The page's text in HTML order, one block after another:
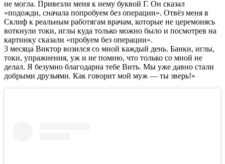
не могла. Привезли меня к нему буквой Г. Он сказал
«подожди, сначала попробуем без операции». Отвёз меня в
Склиф к реальным работягам врачам, которые не церемонясь
воткнули токи, иглы куда только можно было и посмотрев на
картинку сказали «пробуем без операции».
3 месяца Виктор возился со мной каждый день. Банки, иглы,
токи, упражнения, уж и не помню, что только со мной не
делал. Я безумно благодарна тебе Вить. Мы уже давно стали
добрыми друзьями. Как говорит мой муж — ты зверь!»